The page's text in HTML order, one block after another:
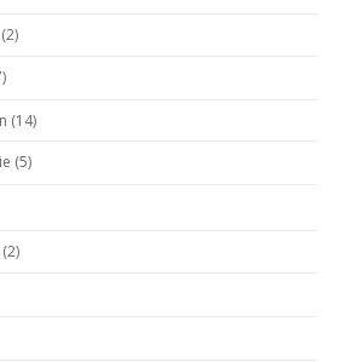
(2)
(14)
(5)
(2)